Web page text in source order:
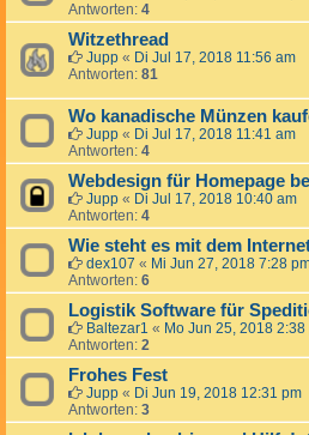
Antworten: 4
Witzethread
Jupp « Di Jul 17, 2018 11:56 am
Antworten: 81
Wo kanadische Münzen
Jupp « Di Jul 17, 2018 11:41 am
Antworten: 4
Webdesign für Homepage
Jupp « Di Jul 17, 2018 10:40 am
Antworten: 4
Wie steht es mit dem
dex107 « Mi Jun 27, 2018 7:28
Antworten: 6
Logistik Software für
Baltezar1 « Mo Jun 25, 2018 2:38
Antworten: 2
Frohes Fest
Jupp « Di Jun 19, 2018 12:31 pm
Antworten: 3